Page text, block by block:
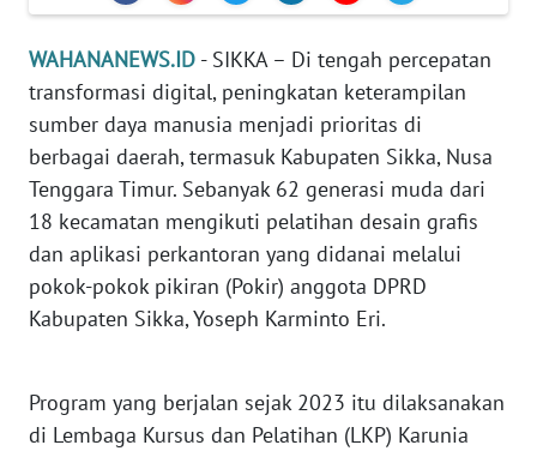
WAHANANEWS.ID - SIKKA – Di tengah percepatan
transformasi digital, peningkatan keterampilan
sumber daya manusia menjadi prioritas di
berbagai daerah, termasuk Kabupaten Sikka, Nusa
Tenggara Timur. Sebanyak 62 generasi muda dari
18 kecamatan mengikuti pelatihan desain grafis
dan aplikasi perkantoran yang didanai melalui
pokok-pokok pikiran (Pokir) anggota DPRD
Kabupaten Sikka, Yoseph Karminto Eri.
Program yang berjalan sejak 2023 itu dilaksanakan
di Lembaga Kursus dan Pelatihan (LKP) Karunia
REDAKSI
KARIR
DISCLAIMER
Wahana
News
Regional
SUMUT